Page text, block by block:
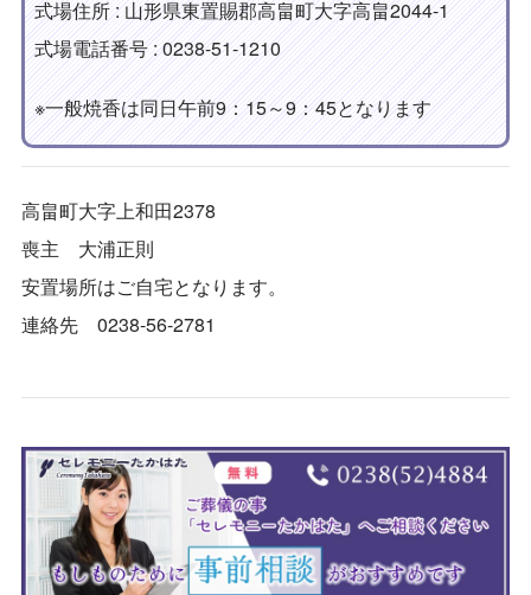
式場住所 : 山形県東置賜郡高畠町大字高畠2044-1
式場電話番号 : 0238-51-1210
※一般焼香は同日午前9：15～9：45となります
高畠町大字上和田2378
喪主 大浦正則
安置場所はご自宅となります。
連絡先 0238-56-2781